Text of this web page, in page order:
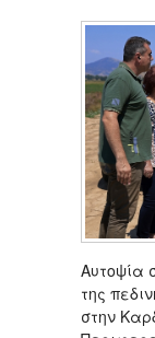
Αυτοψία
της
στην